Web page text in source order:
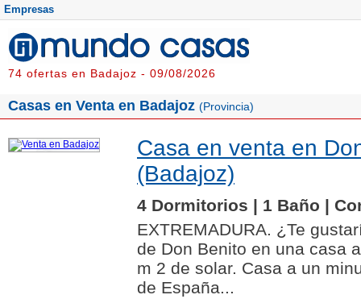
Empresas
74 ofertas en Badajoz - 09/08/2026
Casas en Venta en Badajoz (Provincia)
Casa en venta en
(Badajoz)
4 Dormitorios | 1 Baño |
EXTREMADURA. ¿Te
de Don Benito en una casa
m 2 de solar. Casa a un
de España...